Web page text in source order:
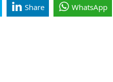
Share WhatsApp